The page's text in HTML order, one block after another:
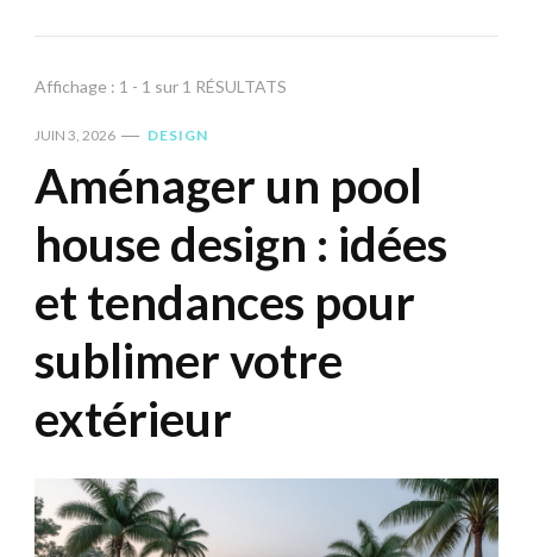
Affichage : 1 - 1 sur 1 RÉSULTATS
JUIN 3, 2026 DESIGN
Aménager un pool
house design : idées
et tendances pour
sublimer votre
extérieur